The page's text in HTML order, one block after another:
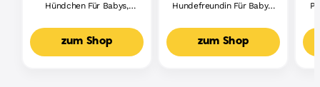
Hündchen Für Babys,
Lernspielzeug,
Mehrsprachige Version
zum Shop
Hundefreundin Für Babys,
Lernspielzeug,
Mehrsprachige Version
zum Shop